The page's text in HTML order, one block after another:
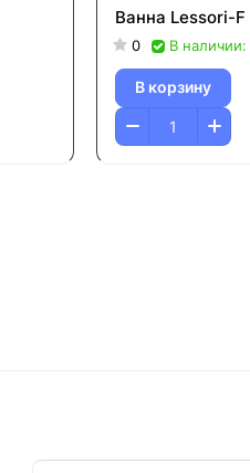
Ванна Lessori-F
0 В
В корзину